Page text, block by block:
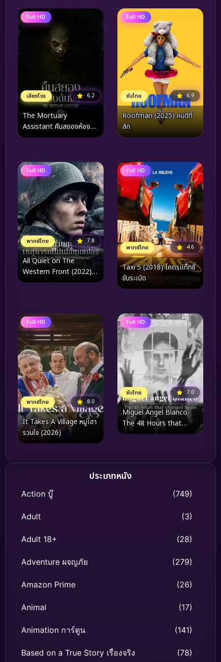
Full HD
เสียงโรง 6.2
The Mortuary
Assistant คืนสยองห้อง
ดับจิต (2026)
Full HD
ซับไทย 6.9
Roofman (2025) คนดีที่
ลัก
Full HD
พากย์ไทย 7.8
All Quiet on The
Western Front (2022)
แนวรบด้านตะวันตก
Full HD
พากย์ไทย 4.6
Taxi 5 (2018) โคตรแท็กซี่
ขับระเบิด
Full HD
พากย์ไทย 8.0
It Takes A Village หมู่เฮา
รวมใจ (2026)
Full HD
ซับไทย 7.0
Miguel Ángel Blanco
The 48 Hours that
Changed Spain (2026)
ประเภทหนัง
Action บู๊ (749)
Adult (3)
Adult 18+ (28)
Adventure ผจญภัย (279)
Amazon Prime (26)
Animal (17)
Animation การ์ตูน (141)
Based on a True Story เรื่องจริง (78)